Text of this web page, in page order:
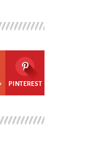
PINTEREST